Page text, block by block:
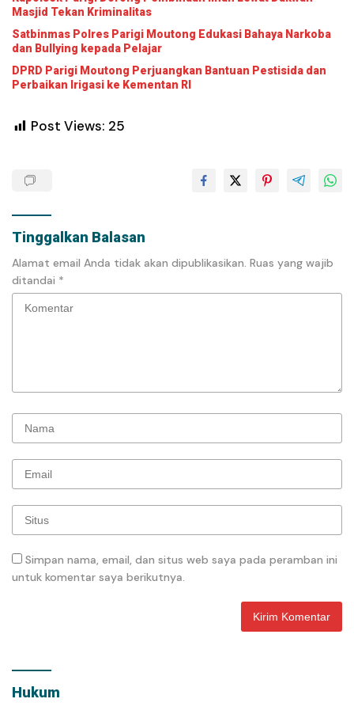
Masjid Tekan Kriminalitas
Satbinmas Polres Parigi Moutong Edukasi Bahaya Narkoba
dan Bullying kepada Pelajar
DPRD Parigi Moutong Perjuangkan Bantuan Pestisida dan
Perbaikan Irigasi ke Kementan RI
Post Views: 25
Tinggalkan Balasan
Alamat email Anda tidak akan dipublikasikan. Ruas yang wajib
ditandai *
Simpan nama, email, dan situs web saya pada peramban ini
untuk komentar saya berikutnya.
Hukum